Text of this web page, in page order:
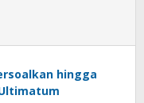
hingga